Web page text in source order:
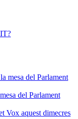
del Parlament